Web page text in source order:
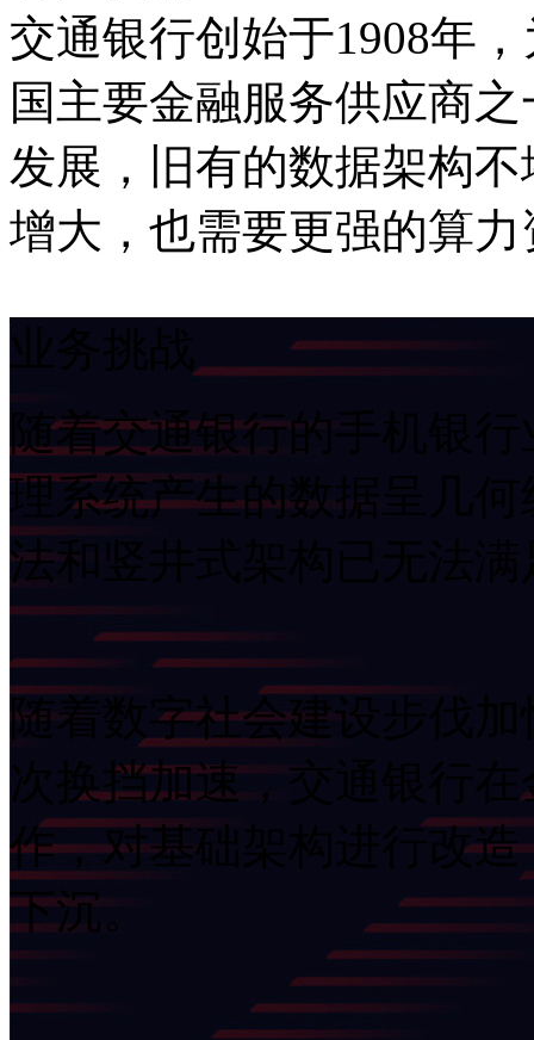
交通银行创始于1908年
国主要金融服务供应商之
发展，旧有的数据架构
增大，也需要更强的算
随着交通银行的手机银行
理系统产生的数据呈几何
法和竖井式架构已无法
随着数字社会建设步伐加
次换挡加速，交通银
作，对基础架构进行改
下沉。